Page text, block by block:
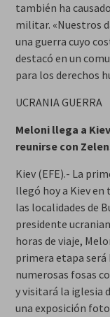
también ha
militar. «Nuestros
una guerra cuyo
destacó en un
para los derechos
UCRANIA GUERRA
Meloni llega a
reunirse con
Kiev (EFE).- La
llegó hoy a Kiev
las localidades de
presidente
horas de viaje,
primera etapa será
numerosas fosas
y visitará la iglesia
una exposición